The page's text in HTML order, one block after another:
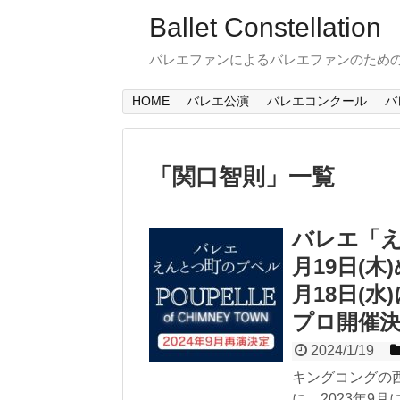
Ballet Constellation
バレエファンによるバレエファンのため
HOME バレエ公演 バレエコンクール バ
「 関口智則 」 一覧
バレエ「
月19日(木
月18日(水
プロ開催
2024/1/19
キングコングの